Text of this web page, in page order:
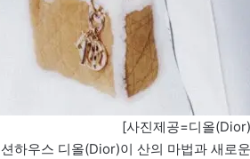
[사진제공=디올
하우스 디올(Dior)이 산의 마법과 새로